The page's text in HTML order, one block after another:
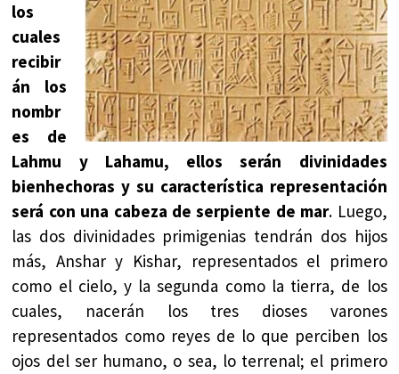
los
cuales
recibir
án los
nombr
es de
Lahmu y Lahamu, ellos serán divinidades
bienhechoras y su característica representación
será con una cabeza de serpiente de mar. Luego,
las dos divinidades primigenias tendrán dos hijos
más, Anshar y Kishar, representados el primero
como el cielo, y la segunda como la tierra, de los
cuales, nacerán los tres dioses varones
representados como reyes de lo que perciben los
ojos del ser humano, o sea, lo terrenal; el primero